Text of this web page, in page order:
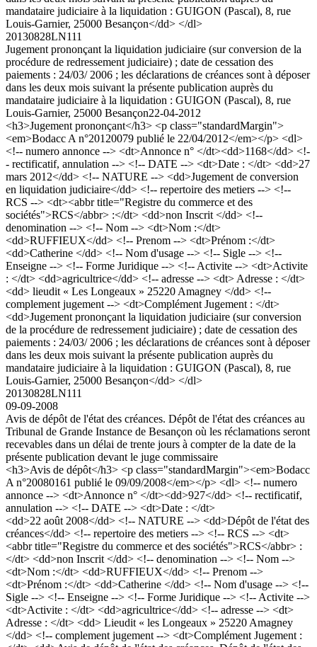
mandataire judiciaire à la liquidation : GUIGON (Pascal), 8, rue
Louis-Garnier, 25000 Besançon</dd> </dl>
20130828LN111
Jugement prononçant la liquidation judiciaire (sur conversion de la
procédure de redressement judiciaire) ; date de cessation des
paiements : 24/03/ 2006 ; les déclarations de créances sont à déposer
dans les deux mois suivant la présente publication auprès du
mandataire judiciaire à la liquidation : GUIGON (Pascal), 8, rue
Louis-Garnier, 25000 Besançon22-04-2012
<h3>Jugement prononçant</h3> <p class="standardMargin">
<em>Bodacc A n°20120079 publié le 22/04/2012</em></p> <dl>
<!-- numero annonce --> <dt>Annonce n° </dt><dd>1168</dd> <!-
- rectificatif, annulation --> <!-- DATE --> <dt>Date : </dt> <dd>27
mars 2012</dd> <!-- NATURE --> <dd>Jugement de conversion
en liquidation judiciaire</dd> <!-- repertoire des metiers --> <!--
RCS --> <dt><abbr title="Registre du commerce et des
sociétés">RCS</abbr> :</dt> <dd>non Inscrit </dd> <!--
denomination --> <!-- Nom --> <dt>Nom :</dt>
<dd>RUFFIEUX</dd> <!-- Prenom --> <dt>Prénom :</dt>
<dd>Catherine </dd> <!-- Nom d'usage --> <!-- Sigle --> <!--
Enseigne --> <!-- Forme Juridique --> <!-- Activite --> <dt>Activite
: </dt> <dd>agricultrice</dd> <!-- adresse --> <dt> Adresse : </dt>
<dd> lieudit « Les Longeaux » 25220 Amagney </dd> <!--
complement jugement --> <dt>Complément Jugement : </dt>
<dd>Jugement prononçant la liquidation judiciaire (sur conversion
de la procédure de redressement judiciaire) ; date de cessation des
paiements : 24/03/ 2006 ; les déclarations de créances sont à déposer
dans les deux mois suivant la présente publication auprès du
mandataire judiciaire à la liquidation : GUIGON (Pascal), 8, rue
Louis-Garnier, 25000 Besançon</dd> </dl>
20130828LN111
09-09-2008
Avis de dépôt de l'état des créances. Dépôt de l'état des créances au
Tribunal de Grande Instance de Besançon où les réclamations seront
recevables dans un délai de trente jours à compter de la date de la
présente publication devant le juge commissaire
<h3>Avis de dépôt</h3> <p class="standardMargin"><em>Bodacc
A n°20080161 publié le 09/09/2008</em></p> <dl> <!-- numero
annonce --> <dt>Annonce n° </dt><dd>927</dd> <!-- rectificatif,
annulation --> <!-- DATE --> <dt>Date : </dt>
<dd>22 août 2008</dd> <!-- NATURE --> <dd>Dépôt de l'état des
créances</dd> <!-- repertoire des metiers --> <!-- RCS --> <dt>
<abbr title="Registre du commerce et des sociétés">RCS</abbr> :
</dt> <dd>non Inscrit </dd> <!-- denomination --> <!-- Nom -->
<dt>Nom :</dt> <dd>RUFFIEUX</dd> <!-- Prenom -->
<dt>Prénom :</dt> <dd>Catherine </dd> <!-- Nom d'usage --> <!--
Sigle --> <!-- Enseigne --> <!-- Forme Juridique --> <!-- Activite -->
<dt>Activite : </dt> <dd>agricultrice</dd> <!-- adresse --> <dt>
Adresse : </dt> <dd> Lieudit « les Longeaux » 25220 Amagney
</dd> <!-- complement jugement --> <dt>Complément Jugement :